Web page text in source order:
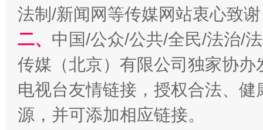
受贿1.44亿！段成刚被判无期
法制/新闻网等传媒网站衷心致
二、 中国/公众/公共/全民/法治/
传媒（北京）有限公司独家协
电视台友情链接，授权合法、
源，并可添加相应链接。